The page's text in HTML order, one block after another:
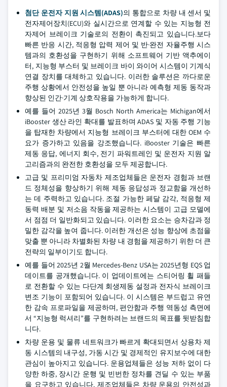
첨단 운전자 지원 시스템(ADAS)의 통합으로 차량 내 센서 및
전자제어장치(ECU)와 실시간으로 연계할 수 있는 지능형 전
자제어 브레이크 기술로의 전환이 촉진되고 있습니다.보다
빠른 반응 시간, 적응형 압력 제어 및 반·완전 자율주행 시스
템과의 호환성을 구현하기 위해 소프트웨어 기반 액추에이
터, 지능형 부스터 및 브레이크 바이 와이어 시스템이 기계식
연결 장치를 대체하고 있습니다. 이러한 솔루션은 까다로운
주행 상황에서 안전성을 높일 뿐 아니라 예측형 제동 동작과
향상된 인간·기계 상호작용을 가능하게 합니다.
예를 들어 2025년 3월 Bosch North America는 Michigan에서
iBooster 생산 라인 확대를 발표하며 ADAS 및 자동 주행 기능
을 탑재한 차량에서 지능형 브레이크 부스터에 대한 OEM 수
요가 증가하고 있음을 강조했습니다. iBooster 기술은 빠른
제동 응답, 에너지 회수, 전기 파워트레인 및 운전자 지원 알
고리즘과의 완전한 호환성을 모두 제공합니다.
고급 및 프리미엄 자동차 제조업체들은 운전자 경험과 브랜
드 정체성을 향상하기 위해 제동 응답성과 정교함을 개선하
는 데 주력하고 있습니다. 조절 가능한 페달 감각, 적응형 제
동력 배분 및 저소음 작동을 제공하는 시스템이 고급 모델에
서 점점 더 일반화되고 있습니다. 이러한 요소는 승차감과 정
밀한 감각을 높여 줍니다. 이러한 개선은 성능 향상에 초점을
맞출 뿐 아니라 차별화된 차량 내 경험을 제공하기 위한 더 큰
전략의 일부이기도 합니다.
예를 들어 2025년 2월 Mercedes-Benz USA는 2025년형 EQS 업
데이트를 공개했습니다. 이 업데이트에는 스티어링 휠 패들
로 전환할 수 있는 다단계 회생제동 설정과 전자식 브레이크
변조 기능이 포함되어 있습니다. 이 시스템은 부드럽고 유연
한 감속 프로파일을 제공하며, 편안함과 주행 역동성 측면에
서 “지능형 럭셔리”를 구현하려는 브랜드의 목표를 뒷받침합
니다.
차량 운용 및 물류 네트워크가 빠르게 확대되면서 상용차 제
동 시스템의 내구성, 가동 시간 및 경제적인 유지보수에 대한
관심이 높아지고 있습니다. 운용업체들은 성능 저하 없이 다
양한 하중, 장시간 운행 및 빈번한 정차를 견딜 수 있는 부품
을 요구하고 있습니다. 제조업체들은 차량 운용의 안전성과